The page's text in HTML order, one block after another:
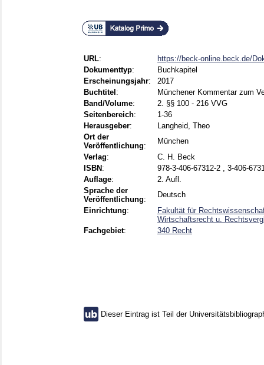
URL:
https://beck-online.beck.de/
Dokumenttyp:
Buchkapitel
Erscheinungsjahr:
2017
Buchtitel :
Münchener Kommentar zum
Band/Volume:
2. §§ 100 - 216 VVG
Seitenbereich:
1-36
Herausgeber:
Langheid, Theo
Ort der
Veröffentlichung:
München
Verlag:
C. H. Beck
ISBN :
978-3-406-67312-2 , 3-406-
Auflage:
2. Aufl.
Sprache der
Veröffentlichung:
Deutsch
Einrichtung:
Fakultät für
Wirtschaftsrecht u.
Fachgebiet: 340 Recht
Dieser Eintrag ist Teil der